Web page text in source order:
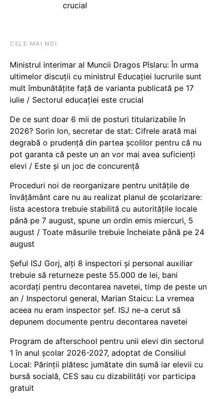
crucial
CELE MAI NOI
Ministrul interimar al Muncii Dragos Pîslaru: În urma
ultimelor discuții cu ministrul Educației lucrurile sunt
mult îmbunătățite față de varianta publicată pe 17
iulie / Sectorul educației este crucial
De ce sunt doar 6 mii de posturi titularizabile în
2026? Sorin Ion, secretar de stat: Cifrele arată mai
degrabă o prudență din partea școlilor pentru că nu
pot garanta că peste un an vor mai avea suficienți
elevi / Este și un joc de concurență
Proceduri noi de reorganizare pentru unitățile de
învățământ care nu au realizat planul de școlarizare:
lista acestora trebuie stabilită cu autoritățile locale
până pe 7 august, spune un ordin emis miercuri, 5
august / Toate măsurile trebuie încheiate până pe 24
august
Șeful ISJ Gorj, alți 8 inspectori și personal auxiliar
trebuie să returneze peste 55.000 de lei, bani
acordați pentru decontarea navetei, timp de peste un
an / Inspectorul general, Marian Staicu: La vremea
aceea nu eram inspector șef. ISJ ne-a cerut să
depunem documente pentru decontarea navetei
Program de afterschool pentru unii elevi din sectorul
1 în anul școlar 2026-2027, adoptat de Consiliul
Local: Părinții plătesc jumătate din sumă iar elevii cu
bursă socială, CES sau cu dizabilităţi vor participa
gratuit